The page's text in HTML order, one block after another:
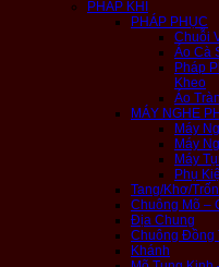
PHÁP KHÍ
PHÁP PHỤC
Chuỗi
Áo Cà
Pháp
Kheo
Áo
MÁY NGHE
Máy
Máy
Máy
Phụ
Tang/Khơ/
Chuông Mõ –
Địa Chung
Chuông Đồng
Khánh